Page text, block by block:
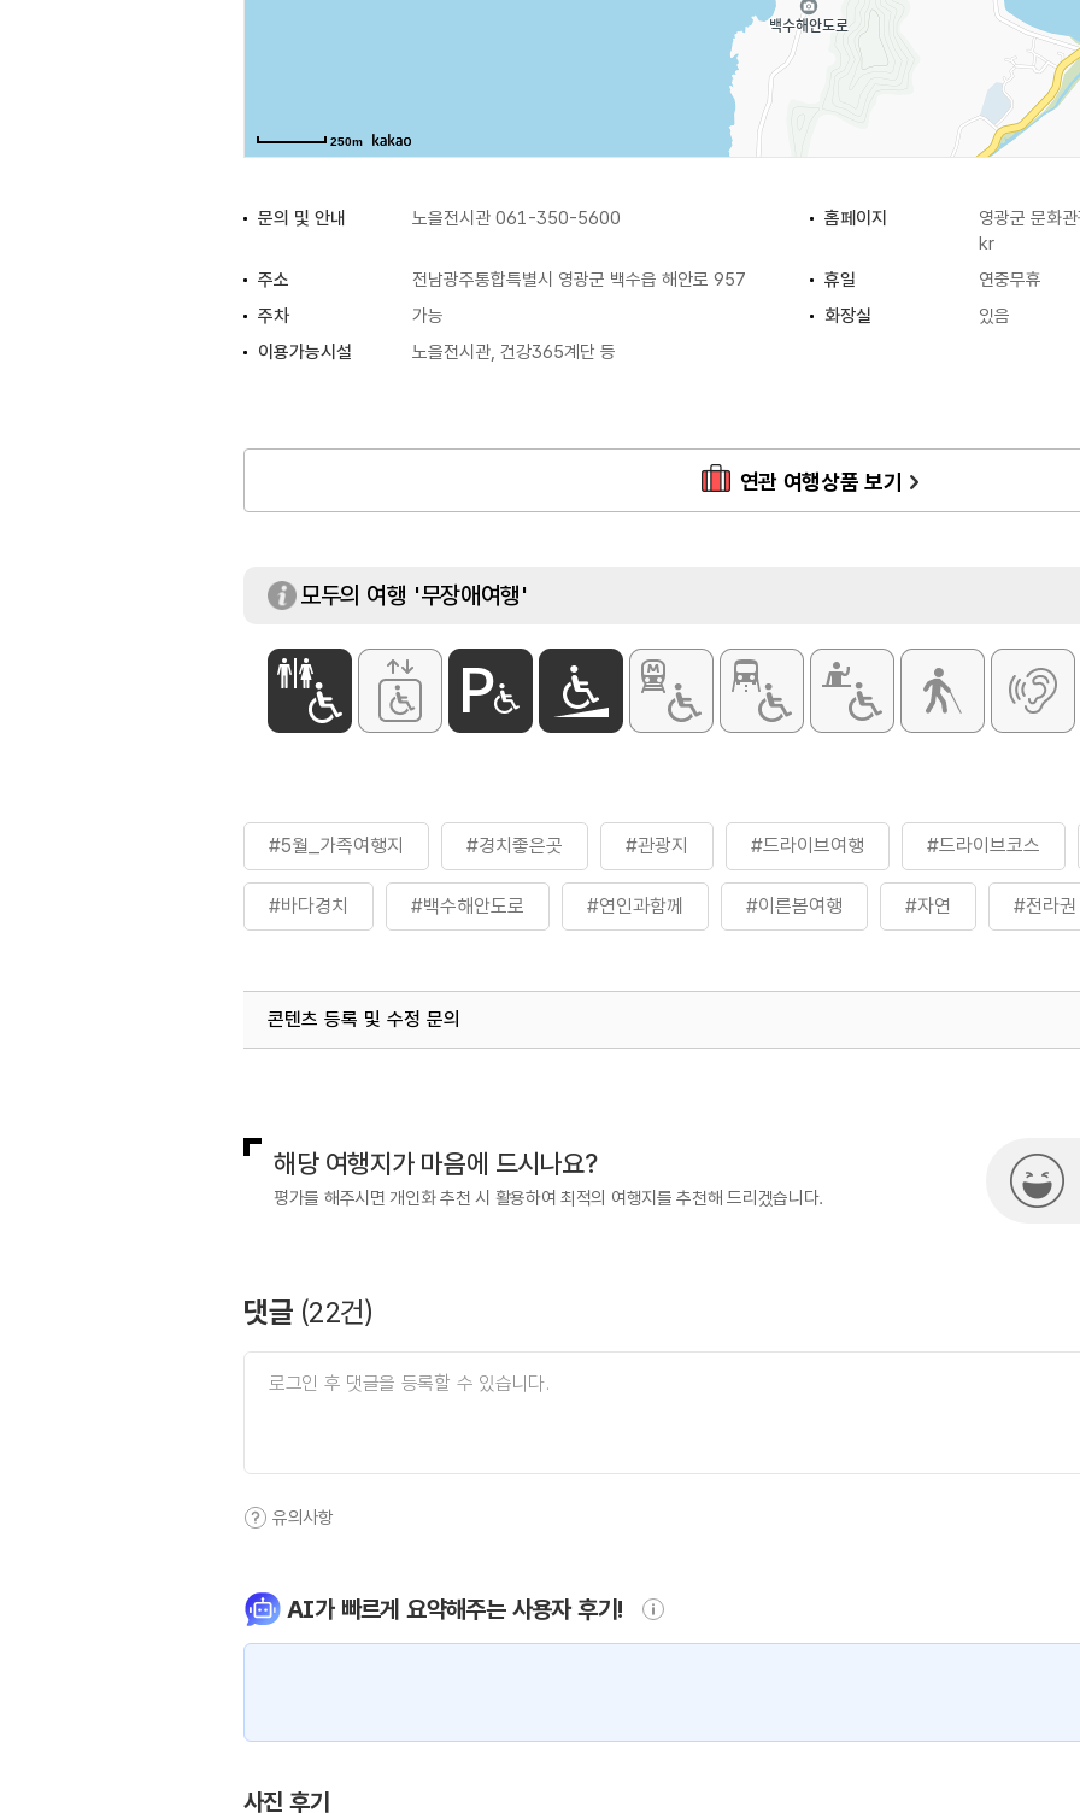
250m
문의 및 안내 노을전시관 061-350-5600 홈페이지
영광군 문화
kr
주소
전남광주통합특별시 영광군 백수읍 해안로 957 휴일
연중무휴
주차
가능 화장실
있음
이용가능시설
노을전시관, 건강365계단 등
연관 여행상품 보기
모두의 여행 '무장애여행'
#5월_가족여행지 #경치좋은곳 #관광지 #드라이브여행 #드라이브코스
#바다경치 #백수해안도로 #연인과함께 #이른봄여행 #자연 #전라권
#해안드라이브코스
콘텐츠 등록 및 수정 문의
해당 여행지가 마음에 드시나요?
평가를 해주시면 개인화 추천 시 활용하여 최적의 여행지를 추천해 드리겠습니다.
댓글 (22건)
유의사항
AI가 빠르게 요약해주는 사용자 후기!
사진 후기